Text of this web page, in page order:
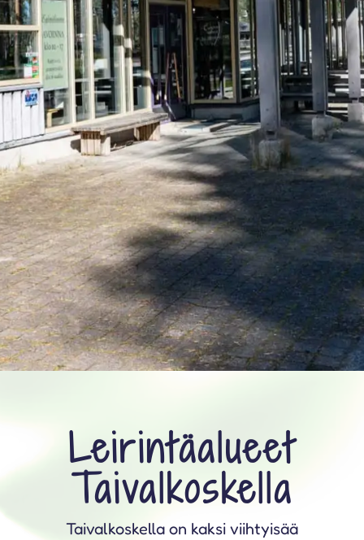
Leirintäalueet
Taivalkoskella
Taivalkoskella on kaksi viihtyisää